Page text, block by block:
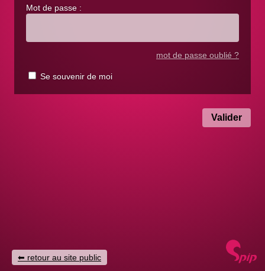
Mot de passe :
mot de passe oublié ?
Se souvenir de moi
retour au site public